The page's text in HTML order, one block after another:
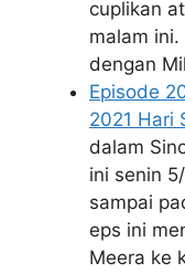
cuplikan
malam
dengan
Episode
2021 Hari
dalam
ini senin
sampai
eps ini
Meera ke